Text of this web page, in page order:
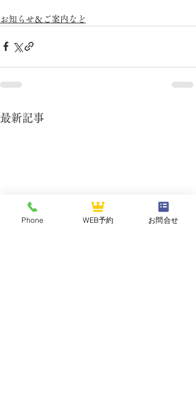
お知らせ＆ご案内など
最新記事
Phone WEB予約 お問合せ